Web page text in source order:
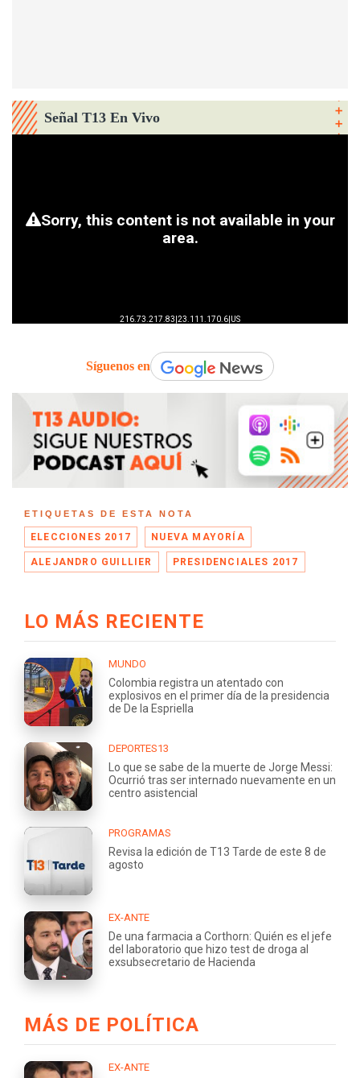
Señal T13 En Vivo
Síguenos en
ETIQUETAS DE ESTA NOTA
ELECCIONES 2017 NUEVA MAYORÍA
ALEJANDRO GUILLIER PRESIDENCIALES 2017
LO MÁS RECIENTE
MUNDO
Colombia registra un atentado con
explosivos en el primer día de la presidencia
de De la Espriella
DEPORTES13
Lo que se sabe de la muerte de Jorge Messi:
Ocurrió tras ser internado nuevamente en un
centro asistencial
PROGRAMAS
Revisa la edición de T13 Tarde de este 8 de
agosto
EX-ANTE
De una farmacia a Corthorn: Quién es el jefe
del laboratorio que hizo test de droga al
exsubsecretario de Hacienda
MÁS DE POLÍTICA
EX-ANTE